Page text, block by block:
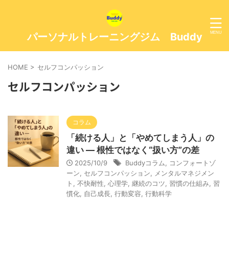
パーソナルトレーニングジム Buddy
HOME > セルフコンパッション
セルフコンパッション
コラム
「続ける人」と「やめてしまう人」の
違い — 根性ではなく“扱い方”の差
2025/10/9 Buddyコラム
コンフォートゾ
ーン
セルフコンパッション
メンタルマネジメン
ト
不快耐性 心理学 継続のコツ 習慣の仕組み
習
慣化 自己成長 行動変容 行動科学